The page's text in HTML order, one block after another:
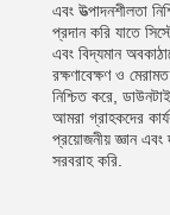
এবং উত্পাদনশীলতা
প্রদান করি যাতে
এবং বিদ্যমান
রক্ষণাবেক্ষণ ও
নিশ্চিত করে,
আমরা গ্রাহকদের
প্রয়োজনীয় জ্ঞান এবং
সরবরাহ করি.